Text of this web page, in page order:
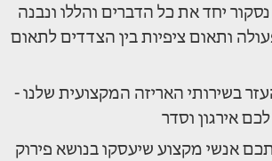
יחד את כל הדברים והללו ונבנה
ותאום ציפיות בין הצדדים לתאום
בשירותי האריזה המקצועית שלנו -
אירגון וסדר
אנשי מקצוע שיעסקו בנושא פירוק